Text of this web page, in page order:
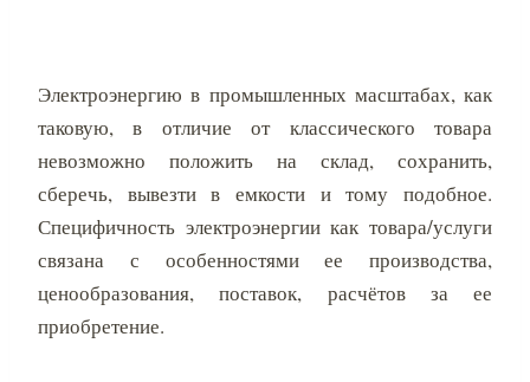
Электроэнергию в промышленных масштабах, как
таковую, в отличие от классического товара
невозможно положить на склад, сохранить,
сберечь, вывезти в емкости и тому подобное.
Специфичность электроэнергии как товара/услуги
связана с особенностями ее производства,
ценообразования, поставок, расчётов за ее
приобретение.